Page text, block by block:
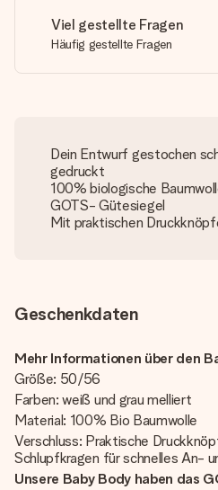
Viel gestellte Fragen
Häufig gestellte Fragen
Dein Entwurf gestochen
gedruckt
100% biologische
GOTS- Gütesiegel
Mit praktischen
Geschenkdaten
Mehr Informationen über den
Größe: 50/56
Farben: weiß und grau melliert
Material: 100% Bio Baumwolle
Verschluss: Praktische
Schlupfkragen für schnelles An-
Unsere Baby Body haben das